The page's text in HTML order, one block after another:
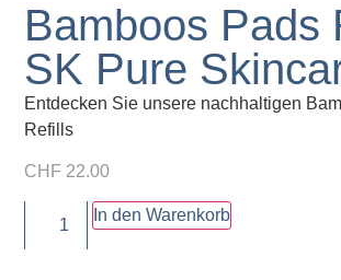
Bamboos Pads
SK Pure
Entdecken Sie unsere nachhaltigen
Refills
CHF 22.00
In den Warenkorb